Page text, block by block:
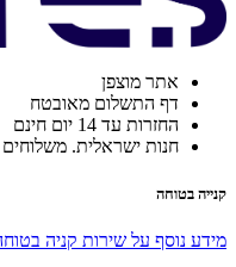
אתר מוצפן
דף התשלום מאובטח
החזרות עד 14 יום חינם
חנות ישראלית.
קנייה בטוחה
מידע נוסף על שירות קניה